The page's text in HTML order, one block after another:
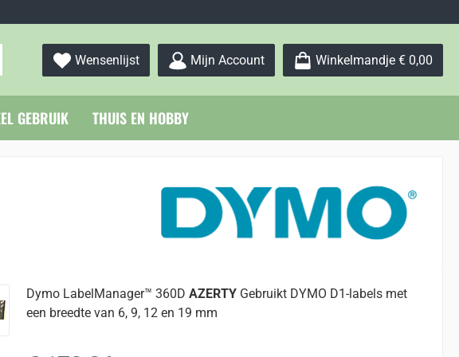
WensenlijstJe hebt 0 items op je verlanglijstje
Mijn Account Winkelmandje € 0,00
GEBRUIK THUIS EN HOBBY
Dymo LabelManager™ 360D AZERTY Gebruikt DYMO D1-labels met
een breedte van 6, 9, 12 en 19 mm